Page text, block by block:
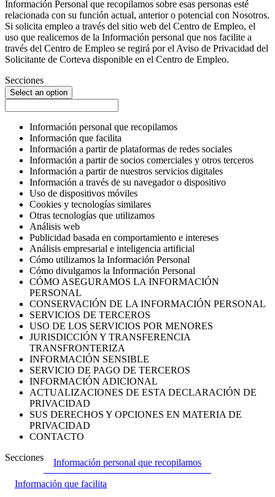
Información Personal que recopilamos sobre esas personas esté
relacionada con su función actual, anterior o potencial con Nosotros.
Si solicita empleo a través del sitio web del Centro de Empleo, el
uso que realicemos de la Información personal que nos facilite a
través del Centro de Empleo se regirá por el Aviso de Privacidad del
Solicitante de Corteva disponible en el Centro de Empleo.
Secciones
Select an option
Información personal que recopilamos
Información que facilita
Información a partir de plataformas de redes sociales
Información a partir de socios comerciales y otros terceros
Información a partir de nuestros servicios digitales
Información a través de su navegador o dispositivo
Uso de dispositivos móviles
Cookies y tecnologías similares
Otras tecnologías que utilizamos
Análisis web
Publicidad basada en comportamiento e intereses
Análisis empresarial e inteligencia artificial
Cómo utilizamos la Información Personal
Cómo divulgamos la Información Personal
CÓMO ASEGURAMOS LA INFORMACIÓN
PERSONAL
CONSERVACIÓN DE LA INFORMACIÓN PERSONAL
SERVICIOS DE TERCEROS
USO DE LOS SERVICIOS POR MENORES
JURISDICCIÓN Y TRANSFERENCIA
TRANSFRONTERIZA
INFORMACIÓN SENSIBLE
SERVICIO DE PAGO DE TERCEROS
INFORMACIÓN ADICIONAL
ACTUALIZACIONES DE ESTA DECLARACIÓN DE
PRIVACIDAD
SUS DERECHOS Y OPCIONES EN MATERIA DE
PRIVACIDAD
CONTACTO
Secciones
Información personal que recopilamos
Información que facilita